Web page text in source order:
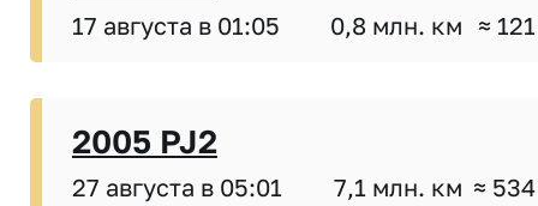
17 августа в 01:05 0,8 млн. км ≈
2005 PJ2
27 августа в 05:01 7,1 млн. км ≈